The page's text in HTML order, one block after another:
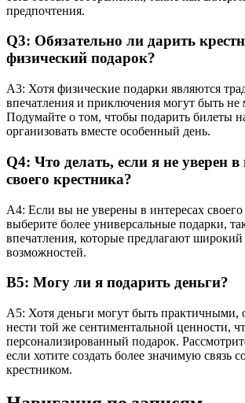
предпочтения.
Q3: Обязательно ли дарить
физический подарок?
A3: Хотя физические подарки являются
впечатления и приключения могут быть
Подумайте о том, чтобы подарить билеты
организовать вместе особенный день.
Q4: Что делать, если я не уверен в
своего крестника?
A4: Если вы не уверены в интересах своего
выберите более универсальные подарки,
впечатления, которые предлагают широкий
возможностей.
В5: Могу ли я подарить деньги?
A5: Хотя деньги могут быть практичными,
нести той же сентиментальной ценности,
персонализированный подарок.
если хотите создать более значимую связь
крестником.